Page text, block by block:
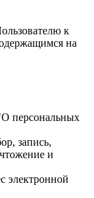
к
на
персональных
запись,
и
электронной